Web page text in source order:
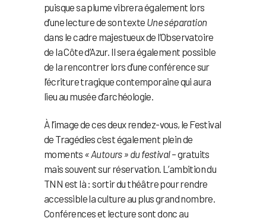
puisque sa plume vibrera également lors
d’une lecture de son texte Une séparation
dans le cadre majestueux de l’Observatoire
de la Côte d’Azur. Il sera également possible
de la rencontrer lors d’une conférence sur
l’écriture tragique contemporaine qui aura
lieu au musée d’archéologie.
À l’image de ces deux rendez-vous, le Festival
de Tragédies c’est également plein de
moments « Autours » du festival– gratuits
mais souvent sur réservation. L’ambition du
TNN est là : sortir du théâtre pour rendre
accessible la culture au plus grand nombre.
Conférences et lecture sont donc au